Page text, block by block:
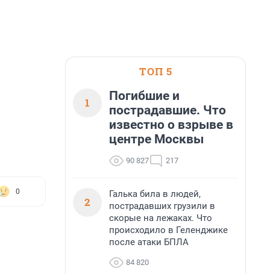
0
ТОП 5
1
Погибшие и
пострадавшие. Что
известно о взрыве в
центре Москвы
90 827 217
2
Галька била в людей,
пострадавших грузили в
скорые на лежаках. Что
происходило в Геленджике
после атаки БПЛА
84 820